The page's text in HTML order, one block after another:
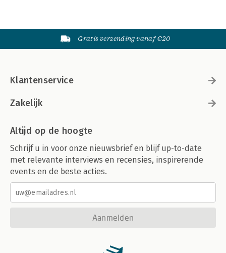
Gratis verzending vanaf €20
Klantenservice
Zakelijk
Altijd op de hoogte
Schrijf u in voor onze nieuwsbrief en blijf up-to-date
met relevante interviews en recensies, inspirerende
events en de beste acties.
Aanmelden